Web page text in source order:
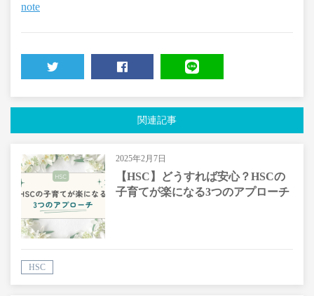
note
関連記事
2025年2月7日
【HSC】どうすれば安心？HSCの
子育てが楽になる3つのアプローチ
HSC